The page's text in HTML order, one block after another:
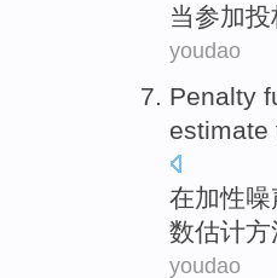
当参加投
youdao
Penalty
estimate
在加性噪
数估计方
youdao